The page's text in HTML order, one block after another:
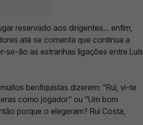
reservado aos dirigentes… enfim,
até se comenta que continua a
se-ão as estranhas ligações entre Luís
benfiquistas dizerem: "Rui, vi-te
como jogador" ou "Um bom
porque o elegeram? Rui Costa,